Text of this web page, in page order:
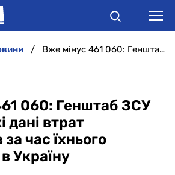
Вже мінус 461 060: Генштаб ЗСУ назвав свіжі дані втрат загарбників за час їхнього вторгнення в Україну
060: Генштаб ЗСУ
дані втрат
час їхнього
Україну